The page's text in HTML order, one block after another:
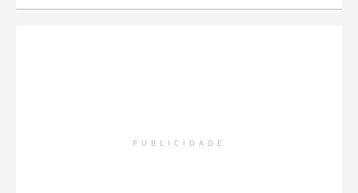
PUBLICIDADE